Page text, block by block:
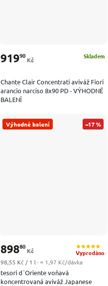
Chante Clair Concentrati aviváž Fiori
arancio narciso 8x90 PD - VÝHODNÉ
BALENÍ
Skladem
91990
Kč
Výhodné balení –17 %
tesori d´Oriente voňavá
koncentrovaná aviváž Japanese
Vyprodáno
89880
Kč
Měrná cena:
98,55 Kč / 1 l · ≈ 1,97 Kč/dávka